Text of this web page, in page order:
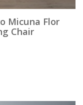
Micuna Flor
Chair